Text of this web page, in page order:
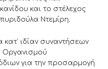
και το στέλεχος
Ντεμίρη.
κατ’ ιδίαν συναντήσεων
Οργανισμού
για την προσαρμογή